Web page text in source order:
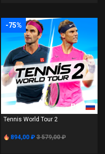
-75%
PS4
Tennis World Tour 2
894,00 ₽ 3 579,00 ₽